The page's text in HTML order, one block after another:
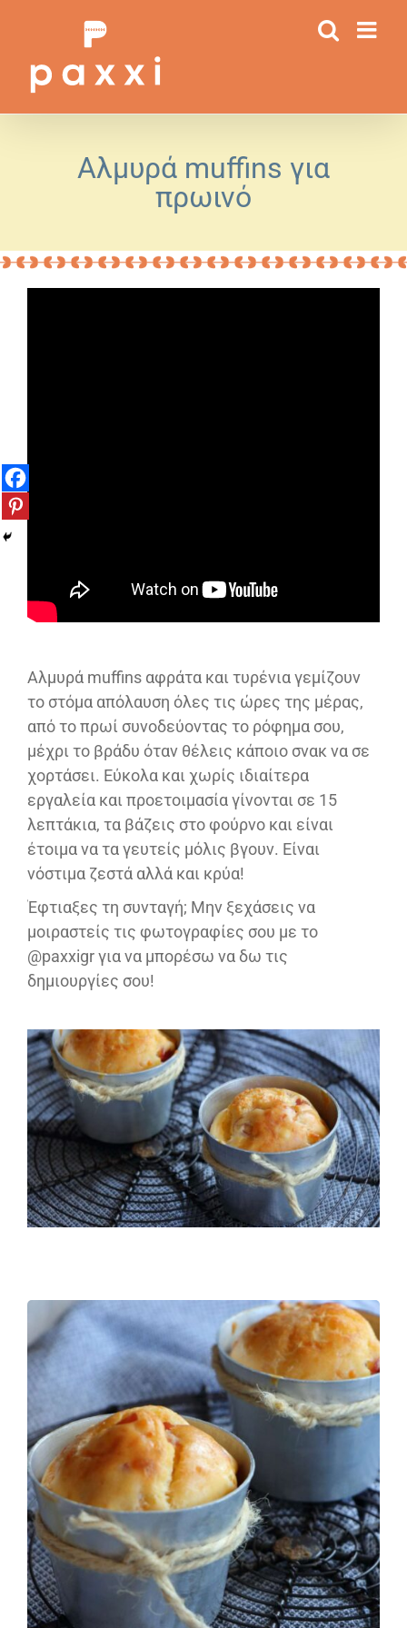
περιεχόμενο
Αλμυρά muffins για
πρωινό
Αλμυρά muffins αφράτα και τυρένια γεμίζουν
το στόμα απόλαυση όλες τις ώρες της μέρας,
από το πρωί συνοδεύοντας το ρόφημα σου,
μέχρι το βράδυ όταν θέλεις κάποιο σνακ να σε
χορτάσει. Εύκολα και χωρίς ιδιαίτερα
εργαλεία και προετοιμασία γίνονται σε 15
λεπτάκια, τα βάζεις στο φούρνο και είναι
έτοιμα να τα γευτείς μόλις βγουν. Είναι
νόστιμα ζεστά αλλά και κρύα!
Έφτιαξες τη συνταγή; Μην ξεχάσεις να
μοιραστείς τις φωτογραφίες σου με το
@paxxigr για να μπορέσω να δω τις
δημιουργίες σου!